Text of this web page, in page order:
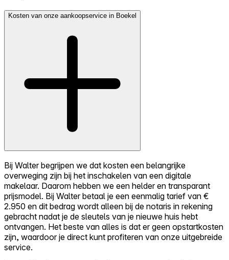
Kosten van onze aankoopservice in Boekel
Bij Walter begrijpen we dat kosten een belangrijke
overweging zijn bij het inschakelen van een digitale
makelaar. Daarom hebben we een helder en transparant
prijsmodel. Bij Walter betaal je een eenmalig tarief van €
2.950 en dit bedrag wordt alleen bij de notaris in rekening
gebracht nadat je de sleutels van je nieuwe huis hebt
ontvangen. Het beste van alles is dat er geen opstartkosten
zijn, waardoor je direct kunt profiteren van onze uitgebreide
service.